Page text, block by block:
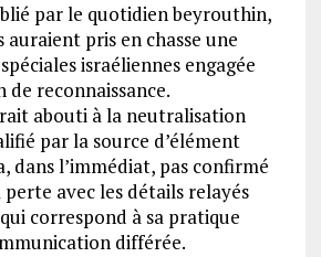
par le quotidien beyrouthin,
pris en chasse une
israéliennes engagée
de reconnaissance.
abouti à la neutralisation
par la source d’élément
dans l’immédiat, pas confirmé
avec les détails relayés
correspond à sa pratique
différée.